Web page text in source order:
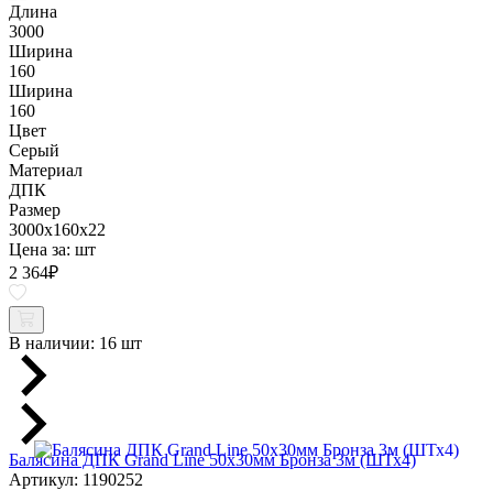
Длина
3000
Ширина
160
Ширина
160
Цвет
Серый
Материал
ДПК
Размер
3000x160x22
Цена за: шт
2 364₽
В наличии: 16 шт
Балясина ДПК Grand Line 50х30мм Бронза 3м (ШТх4)
Артикул: 1190252